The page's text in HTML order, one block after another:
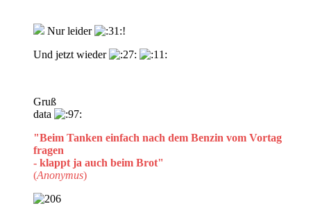
Nur leider
!
Und jetzt wieder
Gruß
data
"Beim Tanken einfach nach dem Benzin vom Vortag
fragen
- klappt ja auch beim Brot"
(Anonymus)